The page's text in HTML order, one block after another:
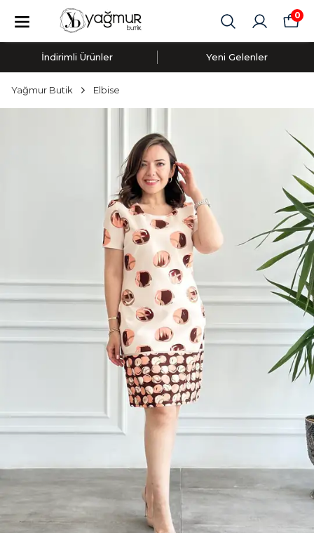
0
İndirimli Ürünler Yeni Gelenler
Yağmur Butik Elbise